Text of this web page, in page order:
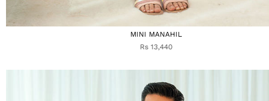
MINI MANAHIL
Rs 13,440